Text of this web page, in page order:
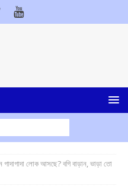
গাদাগাদা লোক আসছে? বগি বাড়ান, ভাড়া তো